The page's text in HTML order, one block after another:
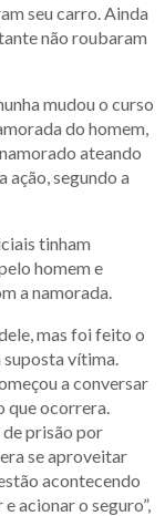
seu carro. Ainda
não roubaram
mudou o curso
do homem,
ateando
segundo a
tinham
homem e
a namorada.
mas foi feito o
vítima.
a conversar
que ocorrera.
de prisão por
se aproveitar
acontecendo
acionar o seguro”,